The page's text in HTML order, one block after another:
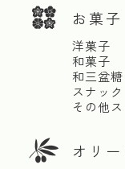
お菓
洋菓子
和菓子
和三盆糖
スナッ
その他
オリ